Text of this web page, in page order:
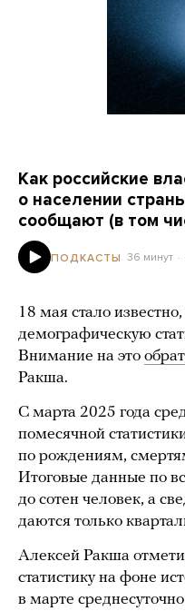
Как российские
о населении
сообщают (в том
ПОДКАСТЫ 36 минут
18 мая стало
демографическую
Внимание на это
Ракша.
С марта 2025 года
помесячной
по рождениям,
Итоговые данные по
до сотен человек, а
даются только
Алексей Ракша
статистику на фоне
в марте